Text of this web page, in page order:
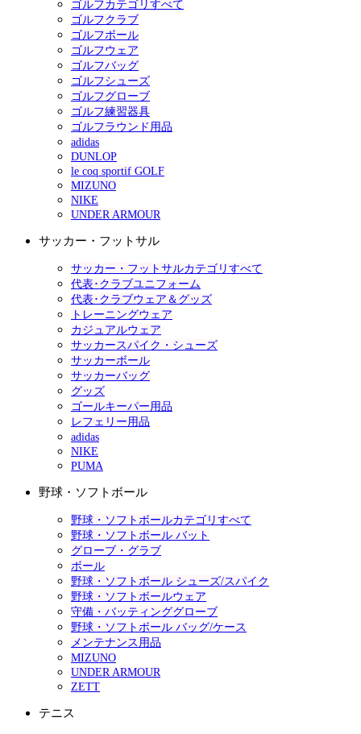
ゴルフカテゴリすべて
ゴルフクラブ
ゴルフボール
ゴルフウェア
ゴルフバッグ
ゴルフシューズ
ゴルフグローブ
ゴルフ練習器具
ゴルフラウンド用品
adidas
DUNLOP
le coq sportif GOLF
MIZUNO
NIKE
UNDER ARMOUR
サッカー・フットサル
サッカー・フットサルカテゴリすべて
代表･クラブユニフォーム
代表･クラブウェア＆グッズ
トレーニングウェア
カジュアルウェア
サッカースパイク・シューズ
サッカーボール
サッカーバッグ
グッズ
ゴールキーパー用品
レフェリー用品
adidas
NIKE
PUMA
野球・ソフトボール
野球・ソフトボールカテゴリすべて
野球・ソフトボール バット
グローブ・グラブ
ボール
野球・ソフトボール シューズ/スパイク
野球・ソフトボールウェア
守備・バッティンググローブ
野球・ソフトボール バッグ/ケース
メンテナンス用品
MIZUNO
UNDER ARMOUR
ZETT
テニス